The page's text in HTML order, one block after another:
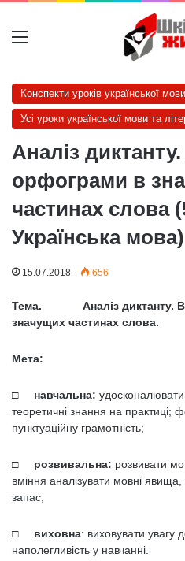
Меню
Конспекти уроків української
Усі уроки української мови та
Аналіз
орфограми в
частинах слова
Українська мова)
15.07.2018 656
Тема. Аналіз диктанту.
значущих частинах слова.
Мета:
□ навчальна: удосконалювати
теоретичні знання на практиці;
пунктуаційну грамотність;
□ розвивальна: розвивати
вміння аналізу­вати мовні
запас;
□ виховна: виховувати увагу
наполегливість у навчанні.